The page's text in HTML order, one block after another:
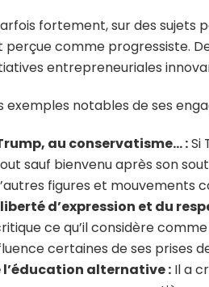
fortement, sur des sujets
comme progressiste.
entrepreneuriales
exemples notables de ses
au conservatisme… :Si
sauf bienvenu après son
figures et mouvements
d’expression et du
ce qu’il considère
certaines de ses prises
l’éducation alternative : Il a